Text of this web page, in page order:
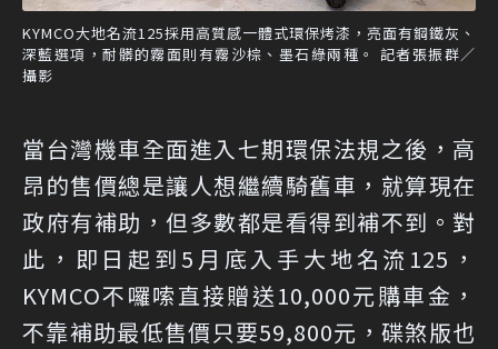
KYMCO大地名流125採用高質感一體式環保烤漆，亮面有鋼鐵灰、
深藍選項，耐髒的霧面則有霧沙棕、墨石綠兩種。 記者張振群／
攝影
當台灣機車全面進入七期環保法規之後，高
昂的售價總是讓人想繼續騎舊車，就算現在
政府有補助，但多數都是看得到補不到。對
此，即日起到5月底入手大地名流125，
KYMCO不囉嗦直接贈送10,000元購車金，
不靠補助最低售價只要59,800元，碟煞版也